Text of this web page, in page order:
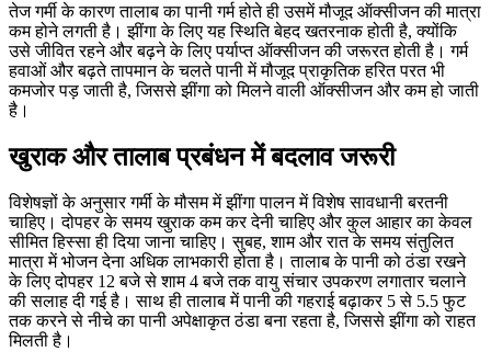
तेज गर्मी के कारण तालाब का पानी गर्म होते ही उसमें मौजूद ऑक्सीजन की मात्रा
कम होने लगती है। झींगा के लिए यह स्थिति बेहद खतरनाक होती है, क्योंकि
उसे जीवित रहने और बढ़ने के लिए पर्याप्त ऑक्सीजन की जरूरत होती है। गर्म
हवाओं और बढ़ते तापमान के चलते पानी में मौजूद प्राकृतिक हरित परत भी
कमजोर पड़ जाती है, जिससे झींगा को मिलने वाली ऑक्सीजन और कम हो जाती
है।
खुराक और तालाब प्रबंधन में बदलाव जरूरी
विशेषज्ञों के अनुसार गर्मी के मौसम में झींगा पालन में विशेष सावधानी बरतनी
चाहिए। दोपहर के समय खुराक कम कर देनी चाहिए और कुल आहार का केवल
सीमित हिस्सा ही दिया जाना चाहिए। सुबह, शाम और रात के समय संतुलित
मात्रा में भोजन देना अधिक लाभकारी होता है। तालाब के पानी को ठंडा रखने
के लिए दोपहर 12 बजे से शाम 4 बजे तक वायु संचार उपकरण लगातार चलाने
की सलाह दी गई है। साथ ही तालाब में पानी की गहराई बढ़ाकर 5 से 5.5 फुट
तक करने से नीचे का पानी अपेक्षाकृत ठंडा बना रहता है, जिससे झींगा को राहत
मिलती है।